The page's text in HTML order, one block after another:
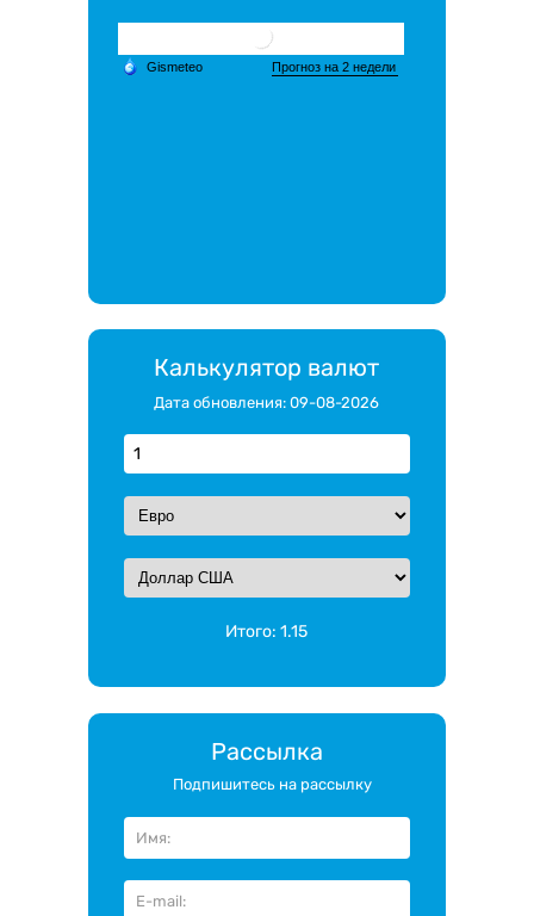
Калькулятор валют
Дата обновления: 09-08-2026
Итого:1.15
Рассылка
Подпишитесь на рассылку